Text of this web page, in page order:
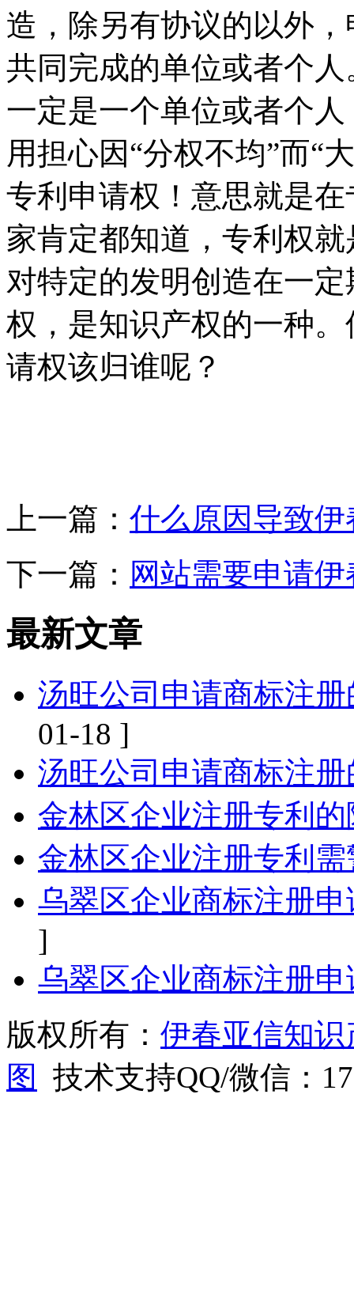
造，除另有协议的以外
共同完成的单位或者个
一定是一个单位或者个
用担心因“分权不均”而“
专利申请权！意思就是
家肯定都知道，专利权
对特定的发明创造在一
权，是知识产权的一种
请权该归谁呢？
上一篇： 什么原因导致
下一篇： 网站需要申请
最新文章
汤旺公司申请商标注
01-18 ]
汤旺公司申请商标注
金林区企业注册专利
金林区企业注册专利
乌翠区企业商标注册
]
乌翠区企业商标注册
版权所有： 伊春亚信知
图
技术支持QQ/微信：